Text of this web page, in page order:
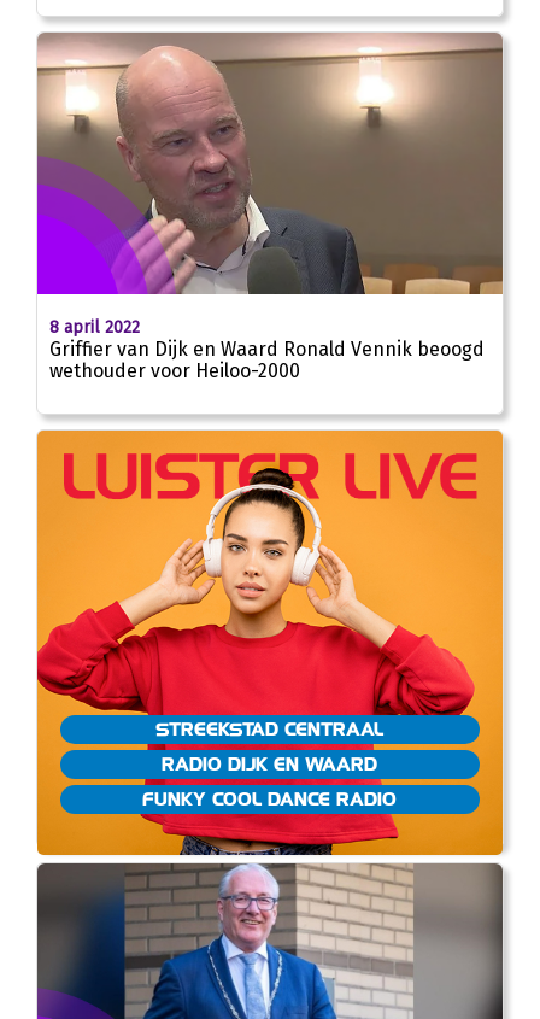
8 april 2022
Griffier van Dijk en Waard Ronald Vennik beoogd
wethouder voor Heiloo-2000
STREEKSTAD CENTRAAL
RADIO DIJK EN WAARD
FUNKY COOL DANCE RADIO